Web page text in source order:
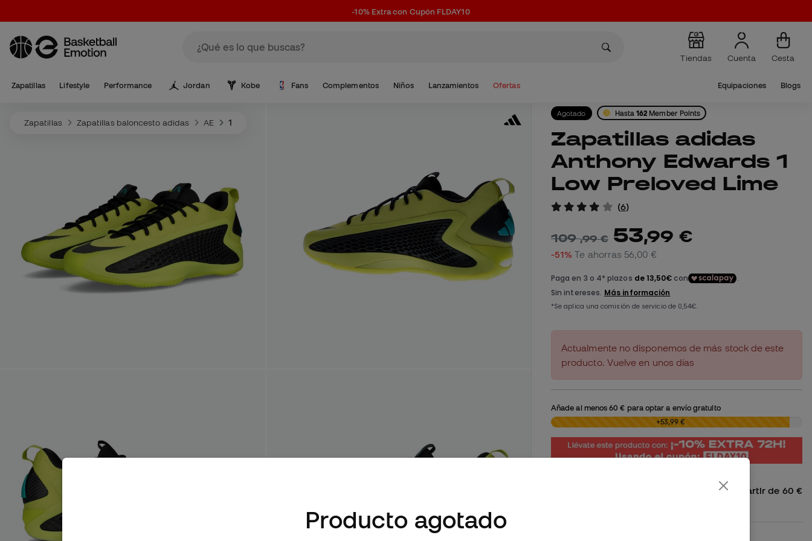
-10% Extra con Cupón FLDAY10
Tiendas Cuenta Cesta
Zapatillas Lifestyle Performance Jordan Kobe Fans Complementos Niños Lanzamientos Ofertas Equipaciones Blogs
Zapatillas Zapatillas baloncesto adidas AE 1
Agotado Hasta162 Member Points
Zapatillas adidas
Anthony Edwards 1
Low Preloved Lime
(6)
109,99 € 53,99 €
-51% Te ahorras 56,00 €
Actualmente no disponemos de más stock de este
producto. Vuelve en unos días
Añade al menos60 € para optar a envío gratuito
0,00 € +53,99 €
Envío gratis a España Peninsular a partir de 60 €
Producto agotado